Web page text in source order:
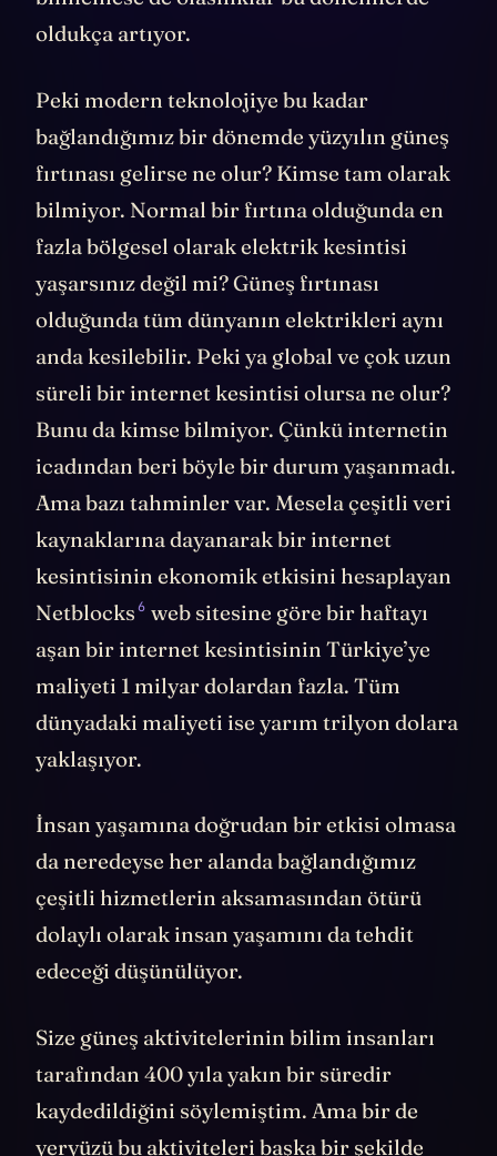
oldukça artıyor.
Peki modern teknolojiye bu kadar
bağlandığımız bir dönemde yüzyılın güneş
fırtınası gelirse ne olur? Kimse tam olarak
bilmiyor. Normal bir fırtına olduğunda en
fazla bölgesel olarak elektrik kesintisi
yaşarsınız değil mi? Güneş fırtınası
olduğunda tüm dünyanın elektrikleri aynı
anda kesilebilir. Peki ya global ve çok uzun
süreli bir internet kesintisi olursa ne olur?
Bunu da kimse bilmiyor. Çünkü internetin
icadından beri böyle bir durum yaşanmadı.
Ama bazı tahminler var. Mesela çeşitli veri
kaynaklarına dayanarak bir internet
kesintisinin ekonomik etkisini hesaplayan
Netblocks6 web sitesine göre bir haftayı
aşan bir internet kesintisinin Türkiye’ye
maliyeti 1 milyar dolardan fazla. Tüm
dünyadaki maliyeti ise yarım trilyon dolara
yaklaşıyor.
İnsan yaşamına doğrudan bir etkisi olmasa
da neredeyse her alanda bağlandığımız
çeşitli hizmetlerin aksamasından ötürü
dolaylı olarak insan yaşamını da tehdit
edeceği düşünülüyor.
Size güneş aktivitelerinin bilim insanları
tarafından 400 yıla yakın bir süredir
kaydedildiğini söylemiştim. Ama bir de
yeryüzü bu aktiviteleri başka bir şekilde